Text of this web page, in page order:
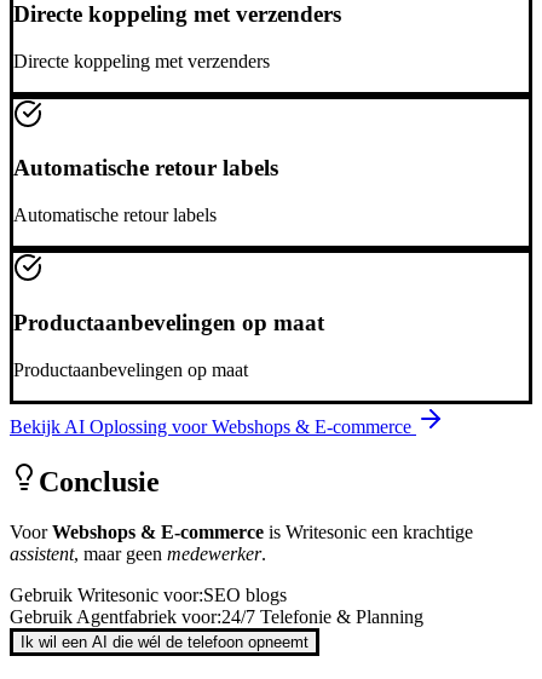
Directe koppeling met verzenders
Directe koppeling met verzenders
Automatische retour labels
Automatische retour labels
Productaanbevelingen op maat
Productaanbevelingen op maat
Bekijk AI Oplossing voorWebshops & E-commerce
Conclusie
VoorWebshops & E-commerce is Writesonic een krachtige
assistent, maar geen medewerker.
Gebruik Writesonic voor:SEO blogs
Gebruik Agentfabriek voor:24/7 Telefonie & Planning
Ik wil een AI die wél de telefoon opneemt